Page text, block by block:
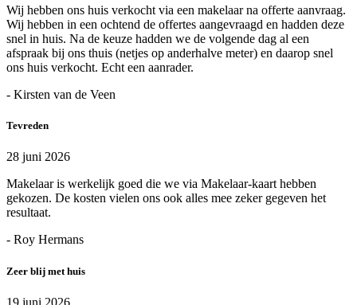
Wij hebben ons huis verkocht via een makelaar na offerte aanvraag.
Wij hebben in een ochtend de offertes aangevraagd en hadden deze
snel in huis. Na de keuze hadden we de volgende dag al een
afspraak bij ons thuis (netjes op anderhalve meter) en daarop snel
ons huis verkocht. Echt een aanrader.
- Kirsten van de Veen
Tevreden
28 juni 2026
Makelaar is werkelijk goed die we via Makelaar-kaart hebben
gekozen. De kosten vielen ons ook alles mee zeker gegeven het
resultaat.
- Roy Hermans
Zeer blij met huis
19 juni 2026